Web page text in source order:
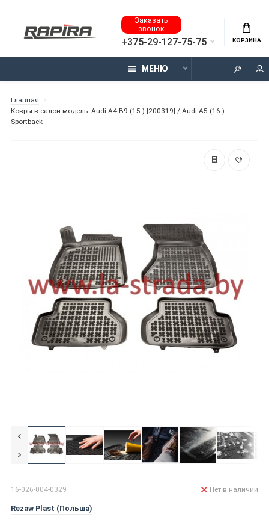
Заказать
звонок
+375-29-127-75-75 КОРЗИНА
МЕНЮ
Главная
Ковры в салон модель. Audi A4 B9 (15-) [200319] / Audi A5 (16-)
Sportback
16-026-004-0329
Rezaw Plast (Польша)
Нет в наличии